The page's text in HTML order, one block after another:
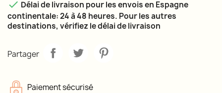
 Délai de livraison pour les envois en Espagne
continentale: 24 à 48 heures. Pour les autres
destinations, vérifiez le délai de livraison
Partager
Paiement sécurisé